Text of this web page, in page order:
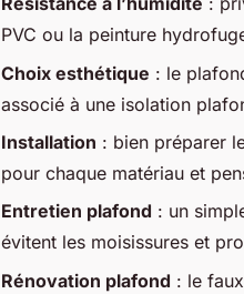
PVC ou la peinture
Choix esthétique : le
associé à une isolation
Installation : bien préparer
pour chaque matériau et
Entretien plafond : un
évitent les moisissures et
Rénovation plafond : le